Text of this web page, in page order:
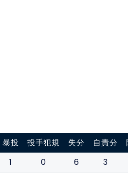
暴投 投手犯規 失分 自責分
1 0 6 3